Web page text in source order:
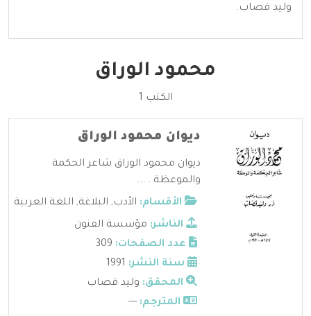
وليد قصاب.
محمود الوراق
الكتب 1
ديوان محمود الوراق
ديوان محمود الوراق شاعر الحكمة
والموعظة . ...
الأقسام: الأدب, البلاغة, اللغة العربية
الناشر: مؤسسة الفنون
عدد الصفحات:
سنة النشر:
المحقق: وليد قصاب
المترجم: ---